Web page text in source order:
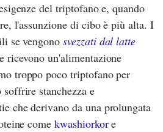
del triptofano e, quando
l'assunzione di cibo è più alta. I
se vengonosvezzati dal latte
ricevono un'alimentazione
troppo poco triptofano per
stanchezza e
che derivano da una prolungata
comekwashiorkore